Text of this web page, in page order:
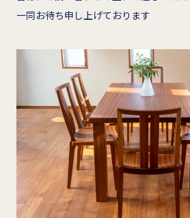
一同お待ち申し上げております